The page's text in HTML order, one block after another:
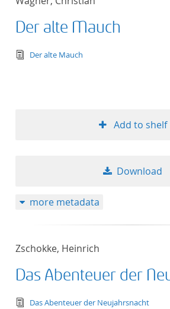
Der alte Mauch
text/
Der alte Mauch
Add to shelf
Download
more metadata
Zschokke, Heinrich
Das Abenteuer der
text/
Das Abenteuer der Neujahrsnacht